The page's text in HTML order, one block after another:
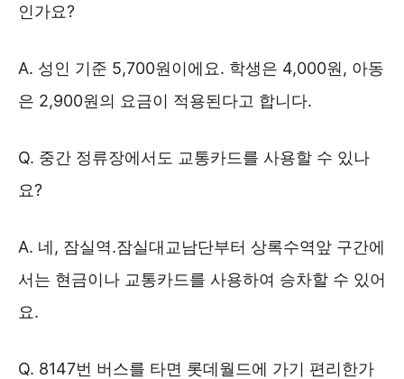
인가요?
A. 성인 기준 5,700원이에요. 학생은 4,000원, 아동
은 2,900원의 요금이 적용된다고 합니다.
Q. 중간 정류장에서도 교통카드를 사용할 수 있나
요?
A. 네, 잠실역.잠실대교남단부터 상록수역앞 구간에
서는 현금이나 교통카드를 사용하여 승차할 수 있어
요.
Q. 8147번 버스를 타면 롯데월드에 가기 편리한가